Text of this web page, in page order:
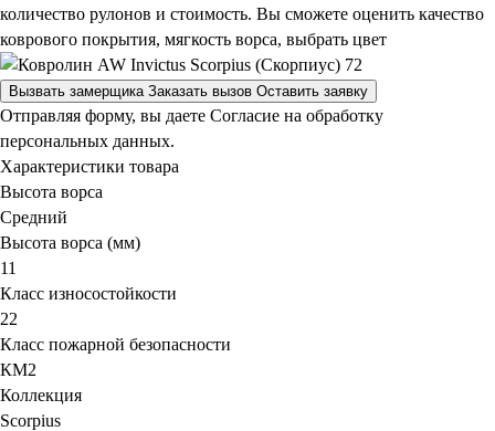
количество рулонов и стоимость. Вы сможете оценить качество
коврового покрытия, мягкость ворса, выбрать цвет
Вызвать замерщика Заказать вызов Оставить заявку
Отправляя форму, вы даете Согласие на обработку
персональных данных.
Характеристики товара
Высота ворса
Средний
Высота ворса (мм)
11
Класс износостойкости
22
Класс пожарной безопасности
КМ2
Коллекция
Scorpius